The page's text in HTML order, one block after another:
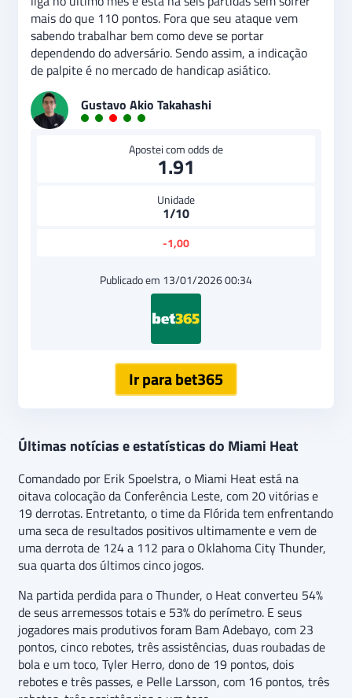
mais do que 110 pontos. Fora que seu ataque vem
sabendo trabalhar bem como deve se portar
dependendo do adversário. Sendo assim, a indicação
de palpite é no mercado de handicap asiático.
Gustavo Akio Takahashi
Apostei com odds de
1.91
Unidade
1/10
-1,00
Publicado em 13/01/2026 00:34
Ir para bet365
Últimas notícias e estatísticas do Miami Heat
Comandado por Erik Spoelstra, o Miami Heat está na
oitava colocação da Conferência Leste, com 20 vitórias e
19 derrotas. Entretanto, o time da Flórida tem enfrentando
uma seca de resultados positivos ultimamente e vem de
uma derrota de 124 a 112 para o Oklahoma City Thunder,
sua quarta dos últimos cinco jogos.
Na partida perdida para o Thunder, o Heat converteu 54%
de seus arremessos totais e 53% do perímetro. E seus
jogadores mais produtivos foram Bam Adebayo, com 23
pontos, cinco rebotes, três assistências, duas roubadas de
bola e um toco, Tyler Herro, dono de 19 pontos, dois
rebotes e três passes, e Pelle Larsson, com 16 pontos, três